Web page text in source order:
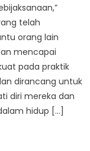
telah
orang lain
mencapai
pada praktik
dirancang untuk
diri mereka dan
hidup […]